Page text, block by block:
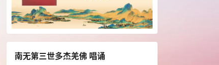
南无第三世多杰羌佛 唱诵